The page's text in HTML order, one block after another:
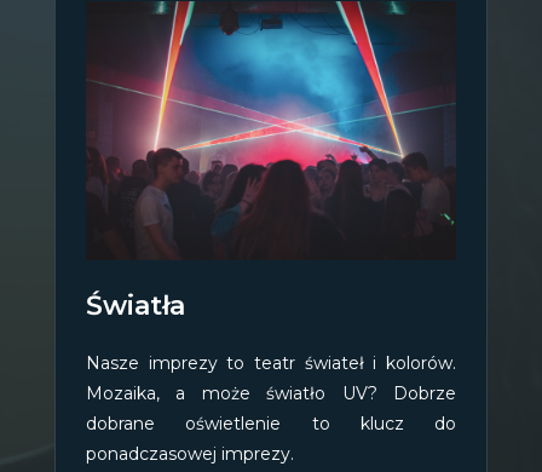
Światła
Nasze imprezy to teatr świateł i kolorów.
Mozaika, a może światło UV? Dobrze
dobrane oświetlenie to klucz do
ponadczasowej imprezy.